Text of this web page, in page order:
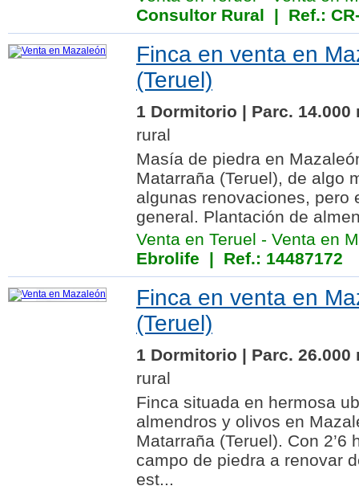
Consultor Rural | Ref.:
Finca en venta en
(Teruel)
1 Dormitorio | Parc. 14.000
rural
Masía de piedra en
Matarraña (Teruel), de algo
algunas renovaciones, pero
general. Plantación de
Venta en Teruel - Venta en
Ebrolife | Ref.: 14487172
Finca en venta en
(Teruel)
1 Dormitorio | Parc. 26.000
rural
Finca situada en hermosa
almendros y olivos en
Matarraña (Teruel). Con 2’6
campo de piedra a renovar
est...